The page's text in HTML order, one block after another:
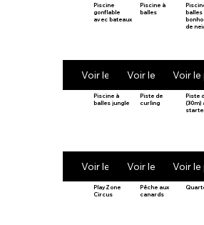
Piscine
gonflable
avec bateaux
Voir le produit
Piscine à
balles
Voir le produit
balles
de
Voir
Piscine à
balles jungle
Voir le produit
Piste de
curling
Voir le produit
Piste
(30m)
Voir
PlayZone
Circus
Pêche aux
canards